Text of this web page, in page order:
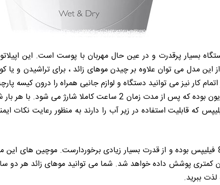
بسیار پرقدرت و در عین حال مهربان با پوست است. این
این مدل می توان علاوه بر چیدن موهای زائد ، برای تراشیدن و یا
کار نیز می توانید دستگاه و لوازم جانبی همراه را درون کیسه
که قابلیت استفاده در زیر آب را دارند به منظور رعایت
فیلیپس